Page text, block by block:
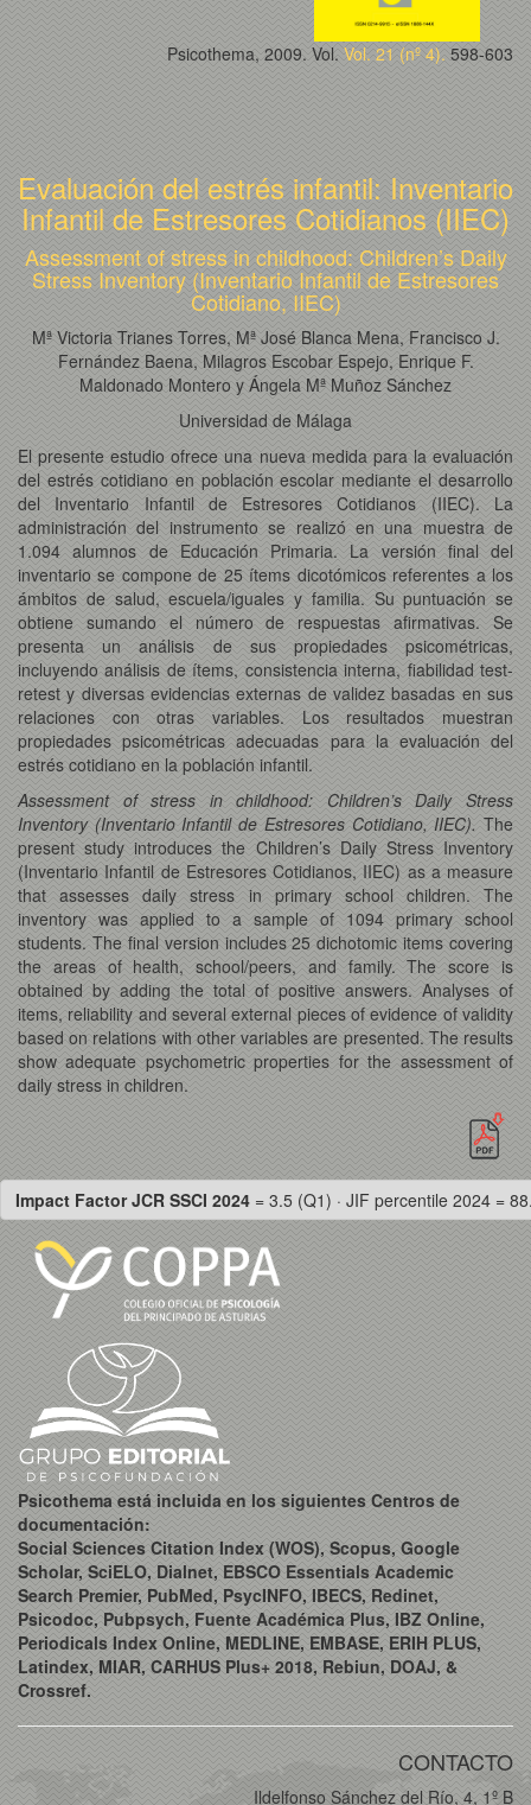
Psicothema, 2009. Vol. Vol. 21 (nº 4). 598-603
Evaluación del estrés infantil: Inventario
Infantil de Estresores Cotidianos (IIEC)
Assessment of stress in childhood: Children’s Daily
Stress Inventory (Inventario Infantil de Estresores
Cotidiano, IIEC)
Mª Victoria Trianes Torres, Mª José Blanca Mena, Francisco J.
Fernández Baena, Milagros Escobar Espejo, Enrique F.
Maldonado Montero y Ángela Mª Muñoz Sánchez
Universidad de Málaga
El presente estudio ofrece una nueva medida para la evaluación
del estrés cotidiano en población escolar mediante el desarrollo
del Inventario Infantil de Estresores Cotidianos (IIEC). La
administración del instrumento se realizó en una muestra de
1.094 alumnos de Educación Primaria. La versión final del
inventario se compone de 25 ítems dicotómicos referentes a los
ámbitos de salud, escuela/iguales y familia. Su puntuación se
obtiene sumando el número de respuestas afirmativas. Se
presenta un análisis de sus propiedades psicométricas,
incluyendo análisis de ítems, consistencia interna, fiabilidad test-
retest y diversas evidencias externas de validez basadas en sus
relaciones con otras variables. Los resultados muestran
propiedades psicométricas adecuadas para la evaluación del
estrés cotidiano en la población infantil.
Assessment of stress in childhood: Children’s Daily Stress
Inventory (Inventario Infantil de Estresores Cotidiano, IIEC). The
present study introduces the Children’s Daily Stress Inventory
(Inventario Infantil de Estresores Cotidianos, IIEC) as a measure
that assesses daily stress in primary school children. The
inventory was applied to a sample of 1094 primary school
students. The final version includes 25 dichotomic items covering
the areas of health, school/peers, and family. The score is
obtained by adding the total of positive answers. Analyses of
items, reliability and several external pieces of evidence of validity
based on relations with other variables are presented. The results
show adequate psychometric properties for the assessment of
daily stress in children.
Impact Factor JCR SSCI 2024 = 3.5 (Q1) · JIF percentile 2024 =
Psicothema está incluida en los siguientes Centros de
documentación:
Social Sciences Citation Index (WOS), Scopus, Google
Scholar, SciELO, Dialnet, EBSCO Essentials Academic
Search Premier, PubMed, PsycINFO, IBECS, Redinet,
Psicodoc, Pubpsych, Fuente Académica Plus, IBZ Online,
Periodicals Index Online, MEDLINE, EMBASE, ERIH PLUS,
Latindex, MIAR, CARHUS Plus+ 2018, Rebiun, DOAJ, &
Crossref.
CONTACTO
Ildelfonso Sánchez del Río, 4, 1º B